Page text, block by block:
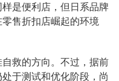
是便利店，但日系品牌
售折扣店崛起的环境
救的方向。不过，据前
于测试和优化阶段，尚